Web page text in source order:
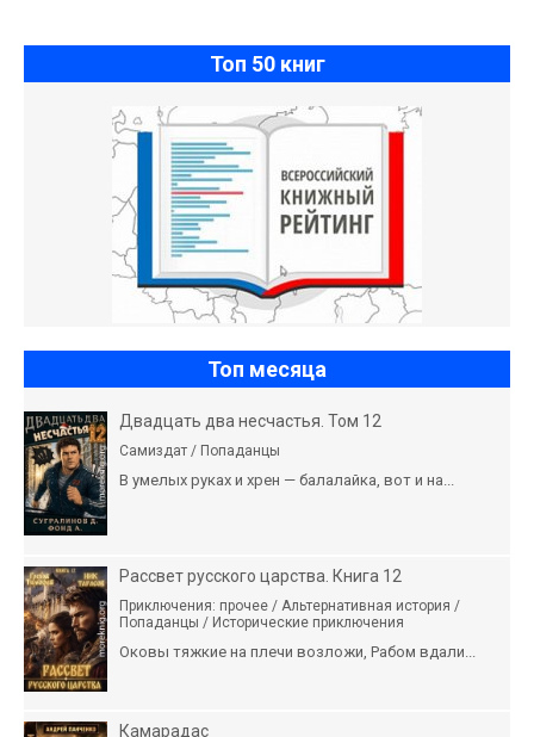
Топ 50 книг
Топ месяца
Двадцать два несчастья. Том 12
Самиздат / Попаданцы
В умелых руках и хрен — балалайка, вот и на...
Рассвет русского царства. Книга 12
Приключения: прочее / Альтернативная история /
Попаданцы / Исторические приключения
Оковы тяжкие на плечи возложи, Рабом вдали...
Камарадас